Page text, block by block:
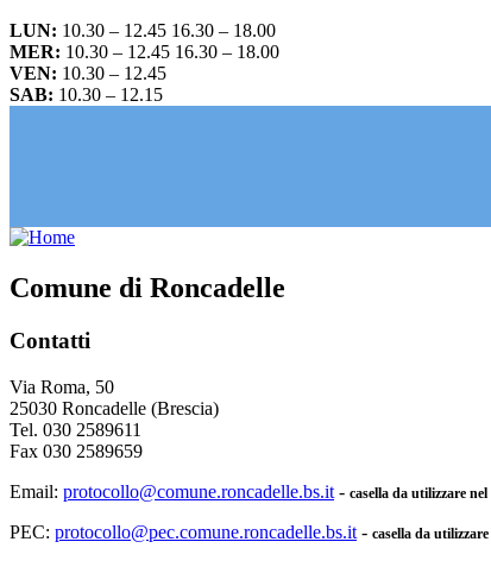
LUN: 10.30 – 12.45 16.30 – 18.00
MER: 10.30 – 12.45 16.30 – 18.00
VEN: 10.30 – 12.45
SAB: 10.30 – 12.15
Comune di Roncadelle
Contatti
Via Roma, 50
25030 Roncadelle (Brescia)
Tel. 030 2589611
Fax 030 2589659
Email: protocollo@comune.roncadelle.bs.it - casella da utilizzare
PEC: protocollo@pec.comune.roncadelle.bs.it - casella da